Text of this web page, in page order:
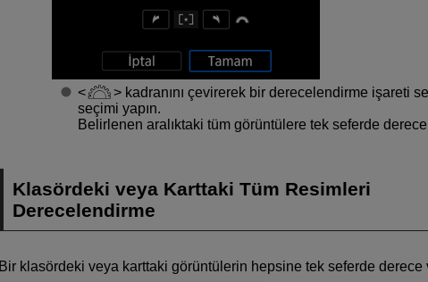
kadranını çevirerek bir derecelendirme işareti
seçimi yapın.
Belirlenen aralıktaki tüm görüntülere tek seferde
Klasördeki veya Karttaki Tüm Resimleri
Derecelendirme
Bir klasördeki veya karttaki görüntülerin hepsine tek seferde derece